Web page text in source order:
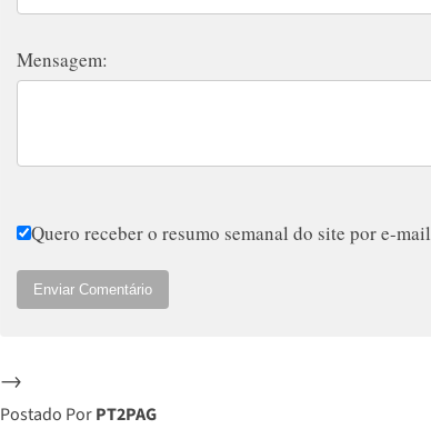
Mensagem:
Quero receber o resumo semanal do site por e-mail
Enviar Comentário
→
Postado PorPT2PAG